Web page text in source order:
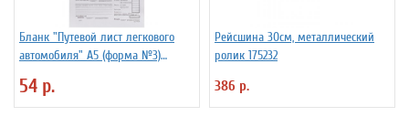
Бланк "Путевой лист легкового
автомобиля" А5 (форма №3)
54 р.
Рейсшина 30см, металлический
ролик 175232
386 р.